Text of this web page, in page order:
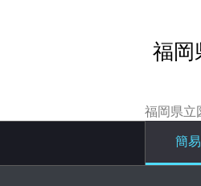
福岡
福岡県立
簡